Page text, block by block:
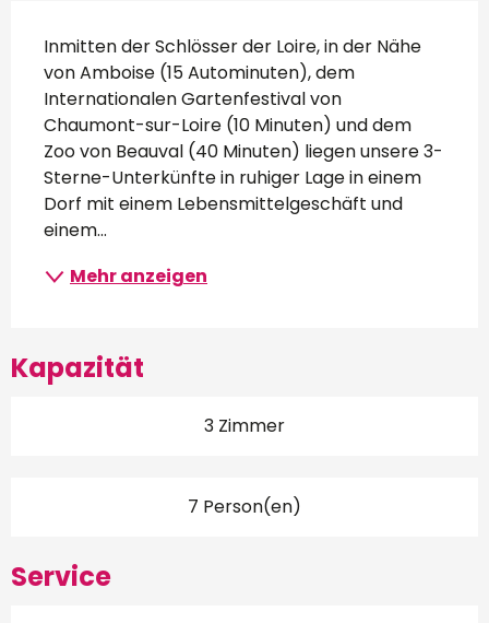
Beschreibung
Inmitten der Schlösser der Loire, in der Nähe
von Amboise (15 Autominuten), dem
Internationalen Gartenfestival von
Chaumont-sur-Loire (10 Minuten) und dem
Zoo von Beauval (40 Minuten) liegen unsere 3-
Sterne-Unterkünfte in ruhiger Lage in einem
Dorf mit einem Lebensmittelgeschäft und
einem...
Mehr anzeigen
Kapazität
3 Zimmer
7 Person(en)
Service